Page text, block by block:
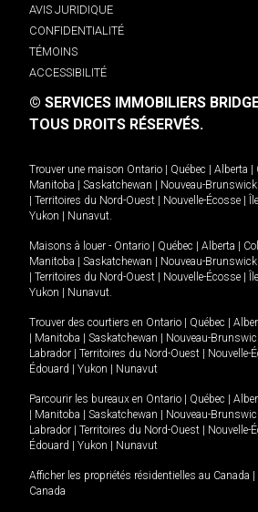
AVIS JURIDIQUE
CONFIDENTIALITÉ
TÉMOINS
ACCESSIBILITÉ
© SERVICES IMMOBILIERS
TOUS DROITS RÉSERVÉS.
Trouver une maison Ontario Québec Alberta
Manitoba
Saskatchewan Nouveau-Brunswick
Territoires du Nord-Ouest Nouvelle-Écosse
Yukon
Nunavut.
Maisons à louer - Ontario Québec Alberta
Manitoba
Saskatchewan Nouveau-Brunswick
Territoires du Nord-Ouest Nouvelle-Écosse
Yukon
Nunavut.
Trouver des courtiers en Ontario Québec
Manitoba Saskatchewan Nouveau-
Labrador
Territoires du Nord-Ouest Nouvelle-
Édouard
Yukon Nunavut
Parcourir les bureaux en Ontario Québec
Manitoba Saskatchewan Nouveau-
Labrador
Territoires du Nord-Ouest Nouvelle-
Édouard
Yukon Nunavut
Afficher les propriétés résidentielles au Canada
Canada